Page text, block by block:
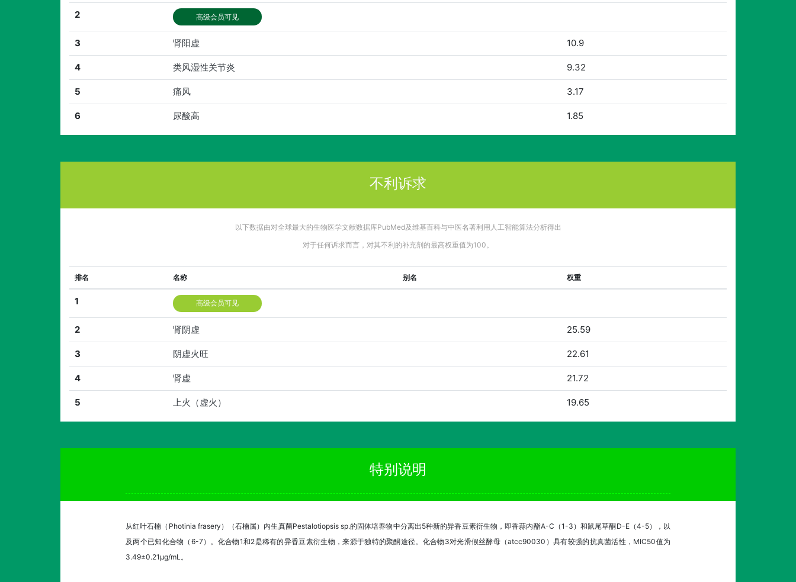
2 高级会员可见
3 肾阳虚 10.9
4 类风湿性关节炎 9.32
5 痛风 3.17
6 尿酸高 1.85
不利诉求
以下数据由对全球最大的生物医学文献数据库PubMed及维基百科与中医名著利用人工智能算法分析得出
对于任何诉求而言，对其不利的补充剂的最高权重值为100。
排名 名称 别名 权重
1 高级会员可见
2 肾阴虚 25.59
3 阴虚火旺 22.61
4 肾虚 21.72
5 上火（虚火） 19.65
特别说明
从红叶石楠（Photinia frasery）（石楠属）内生真菌Pestalotiopsis sp.的固体培养物中分离出5种新的异香豆素衍生物，即香蒜内酯A-C（1-3）和鼠尾草酮D-E（4-5），以
及两个已知化合物（6-7）。化合物1和2是稀有的异香豆素衍生物，来源于独特的聚酮途径。化合物3对光滑假丝酵母（atcc90030）具有较强的抗真菌活性，MIC50值为
3.49±0.21μg/mL。